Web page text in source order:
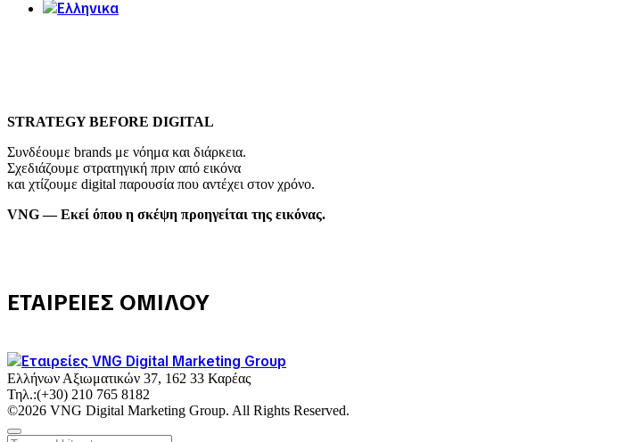
STRATEGY BEFORE DIGITAL
Συνδέουμε brands με νόημα και διάρκεια.
Σχεδιάζουμε στρατηγική πριν από εικόνα
και χτίζουμε digital παρουσία που αντέχει στον χρόνο.
VNG — Εκεί όπου η σκέψη προηγείται της εικόνας.
ΕΤΑΙΡΕΙΕΣ ΟΜΙΛΟΥ
Ελλήνων Αξιωματικών 37, 162 33 Καρέας
Τηλ.:(+30) 210 765 8182
©2026 VNG Digital Marketing Group. All Rights Reserved.